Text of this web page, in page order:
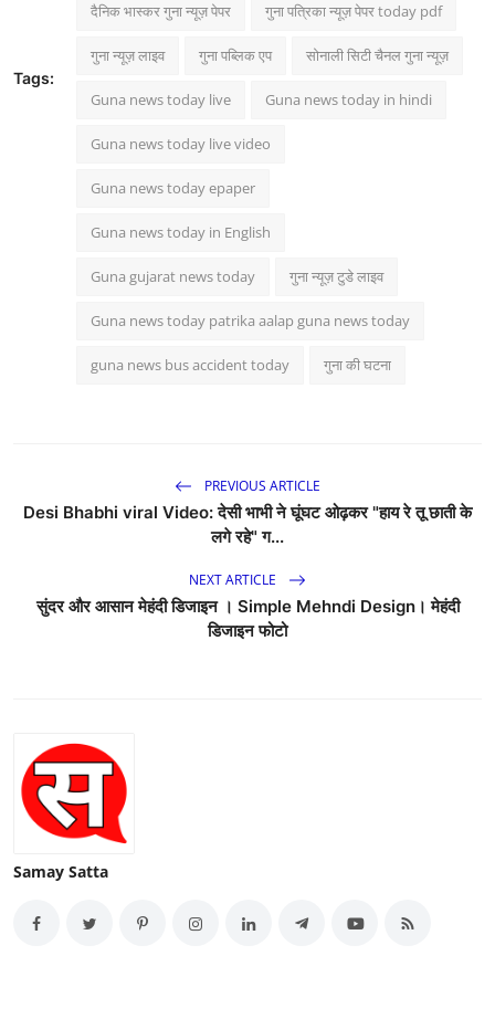
Tags:
दैनिक भास्कर गुना न्यूज़ पेपर गुना पत्रिका न्यूज़ पेपर today pdf
गुना न्यूज़ लाइव गुना पब्लिक एप सोनाली सिटी चैनल गुना न्यूज़
Guna news today live Guna news today in hindi
Guna news today live video
Guna news today epaper
Guna news today in English
Guna gujarat news today गुना न्यूज़ टुडे लाइव
Guna news today patrika aalap guna news today
guna news bus accident today गुना की घटना
PREVIOUS ARTICLE
Desi Bhabhi viral Video: देसी भाभी ने घूंघट ओढ़कर "हाय रे तू छाती के
लगे रहे" ग...
NEXT ARTICLE
सुंदर और आसान मेहंदी डिजाइन । Simple Mehndi Design। मेहंदी
डिजाइन फोटो
Samay Satta